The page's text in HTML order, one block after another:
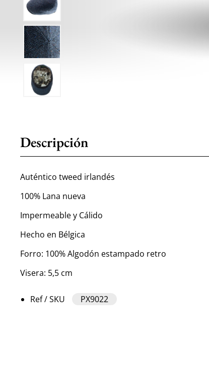
Descripción
Auténtico tweed irlandés
100% Lana nueva
Impermeable y Cálido
Hecho en Bélgica
Forro: 100% Algodón estampado retro
Visera: 5,5 cm
Ref / SKU PX9022